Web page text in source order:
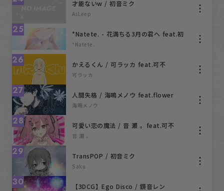
才能ないw / 初音ミク
AsLeep
25
*Natete. - 花満ちる3月の君へ feat.初
音ミク
*Natete.
26 かえるくん / 可ラッカ feat.可不
可ラッカ
27 人間失格 / 海鳴メノウ feat.flower
海鳴メノウ
28 可愛い恋の魔法 / 音 瀬 。feat.可不
音 瀬 。
29 TransPOP / 初音ミク
Saku
30 【3DCG】Ego Disco / 鏡音レン